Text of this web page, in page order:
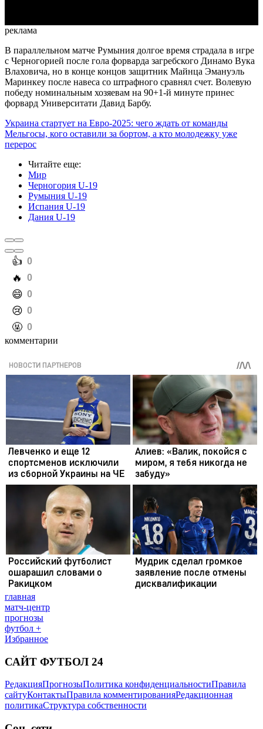
реклама
В параллельном матче Румыния долгое время страдала в игре
с Черногорией после гола форварда загребского Динамо Вука
Влаховича, но в конце концов защитник Майнца Эмануэль
Маринкеу после навеса со штрафного сравнял счет. Волевую
победу номинальным хозяевам на 90+1-й минуте принес
форвард Университати Давид Барбу.
Украина стартует на Евро-2025: чего ждать от команды
Мельгосы, кого оставили за бортом, а кто молодежку уже
перерос
Читайте еще:
Мир
Черногория U-19
Румыния U-19
Испания U-19
Дания U-19
️👍 0
️🔥 0
️😄 0
️😢 0
️🤬 0
комментарии
главная
матч-центр
прогнозы
футбол +
Избранное
САЙТ ФУТБОЛ 24
РедакцияПрогнозыПолитика конфиденциальностиПравила
сайтуКонтактыПравила комментированияРедакционная
политикаСтруктура собственности